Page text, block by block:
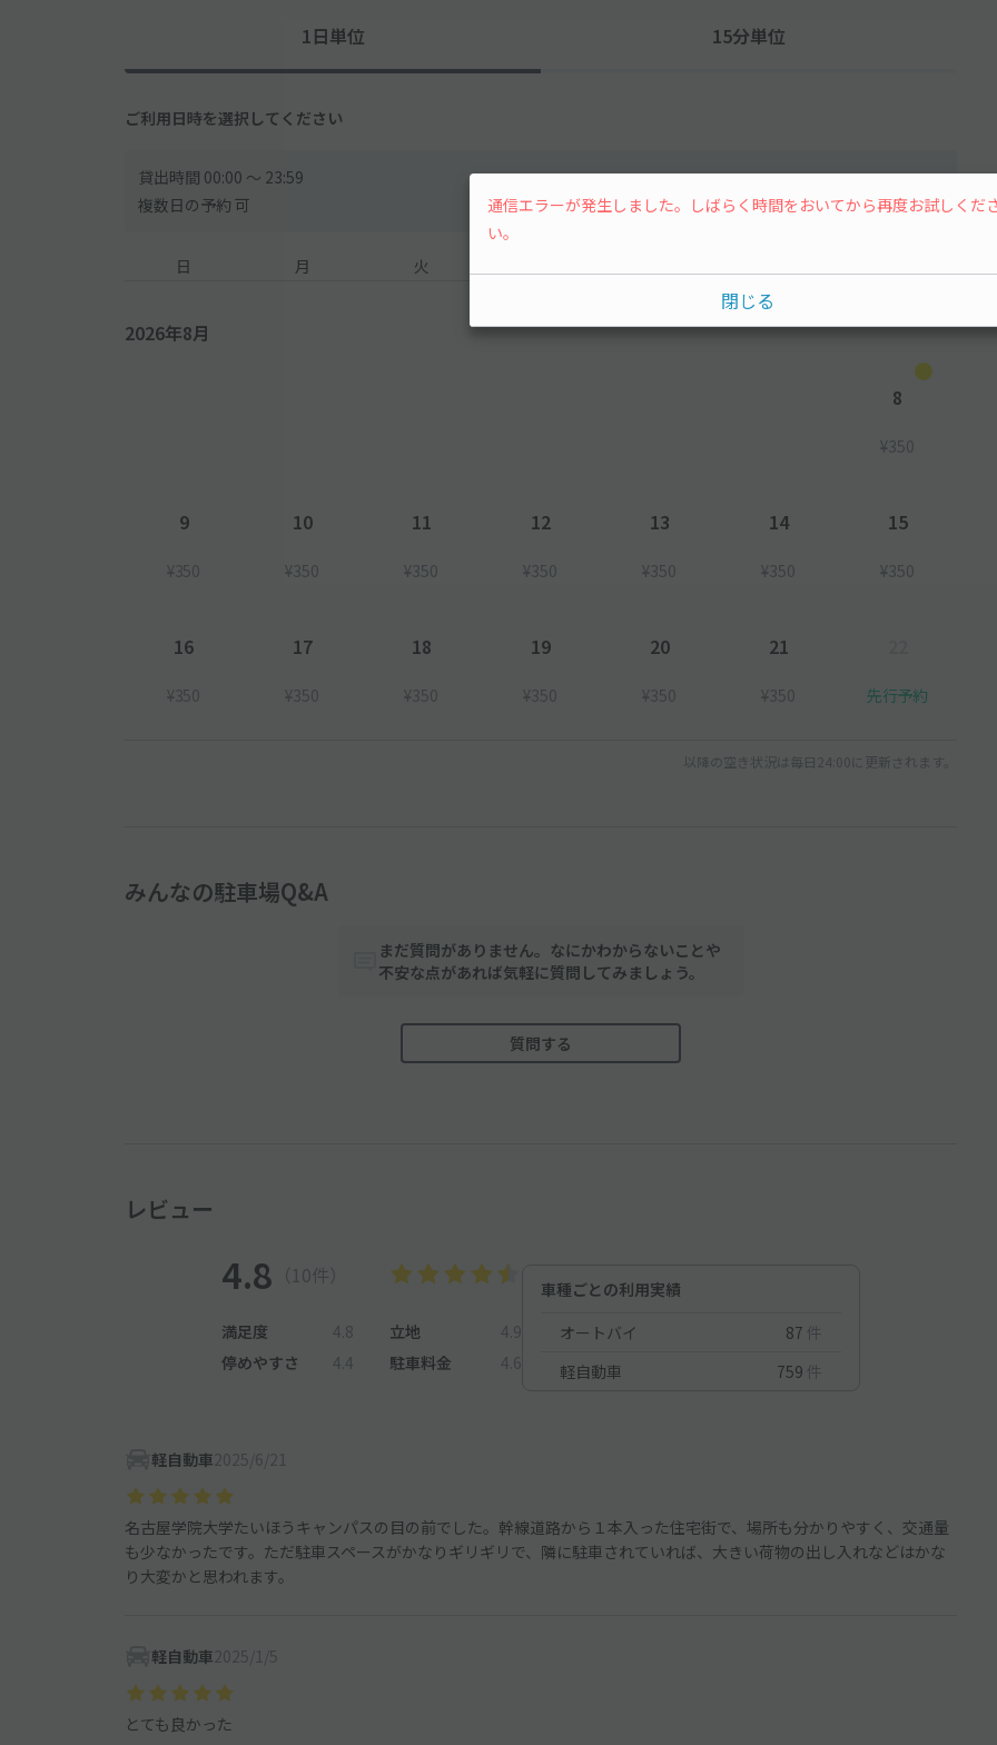
1日単位 15分単位
ご利用日時を選択してください
貸出時間 00:00 〜 23:59
複数日の予約 可
日 月 火
2026年8月
8
¥350
9
¥350
10
¥350
11
¥350
12
¥350
13
¥350
14
¥350
15
¥350
16
¥350
17
¥350
18
¥350
19
¥350
20
¥350
21
¥350 先行予約
以降の空き状況は毎日24:00に更新されます。
みんなの駐車場Q&A
まだ質問がありません。なにかわからないことや
不安な点があれば気軽に質問してみましょう。
質問する
レビュー
4.8 （10件）
満足度 4.8 立地
4.9
停めやすさ
4.4 駐車料金 4.6
車種ごとの利用実績
オートバイ
87 件
軽自動車
759 件
軽自動車2025/6/21
名古屋学院大学たいほうキャンパスの目の前でした。幹線道路から１本入った住宅街で、場所も分かりやすく、交通量
も少なかったです。ただ駐車スペースがかなりギリギリで、隣に駐車されていれば、大きい荷物の出し入れなどはかな
り大変かと思われます。
軽自動車2025/1/5
とても良かった
通信エラーが発生しました。しばらく時間をおいてから再度お試しくだ
い。
閉じる